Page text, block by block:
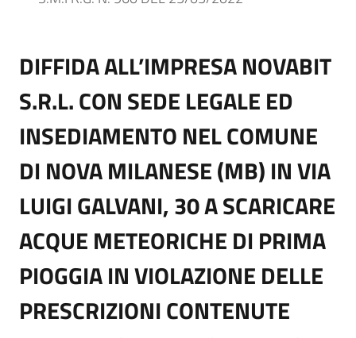
DIFFIDA ALL’IMPRESA NOVABIT
S.R.L. CON SEDE LEGALE ED
INSEDIAMENTO NEL COMUNE
DI NOVA MILANESE (MB) IN VIA
LUIGI GALVANI, 30 A SCARICARE
ACQUE METEORICHE DI PRIMA
PIOGGIA IN VIOLAZIONE DELLE
PRESCRIZIONI CONTENUTE